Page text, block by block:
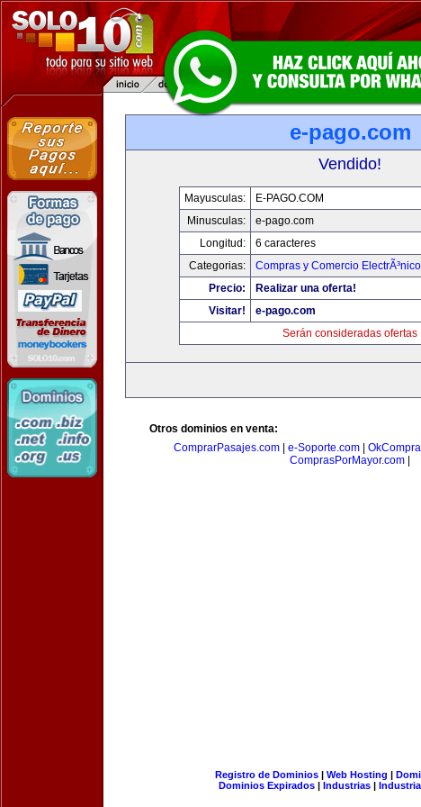
e-pago.com
Vendido!
Mayusculas:
E-PAGO.COM
Minusculas:
e-pago.com
Longitud:
6 caracteres
Categorias:
Compras y Comercio ElectrÃ³nico
Precio:
Realizar una oferta!
Visitar!
e-pago.com
Serán consideradas ofertas
Otros dominios en venta:
ComprarPasajes.com
e-Soporte.com
ComprasPorMayor.com
Registro de Dominios| Web Hosting |
Dominios Expirados | Industrias |